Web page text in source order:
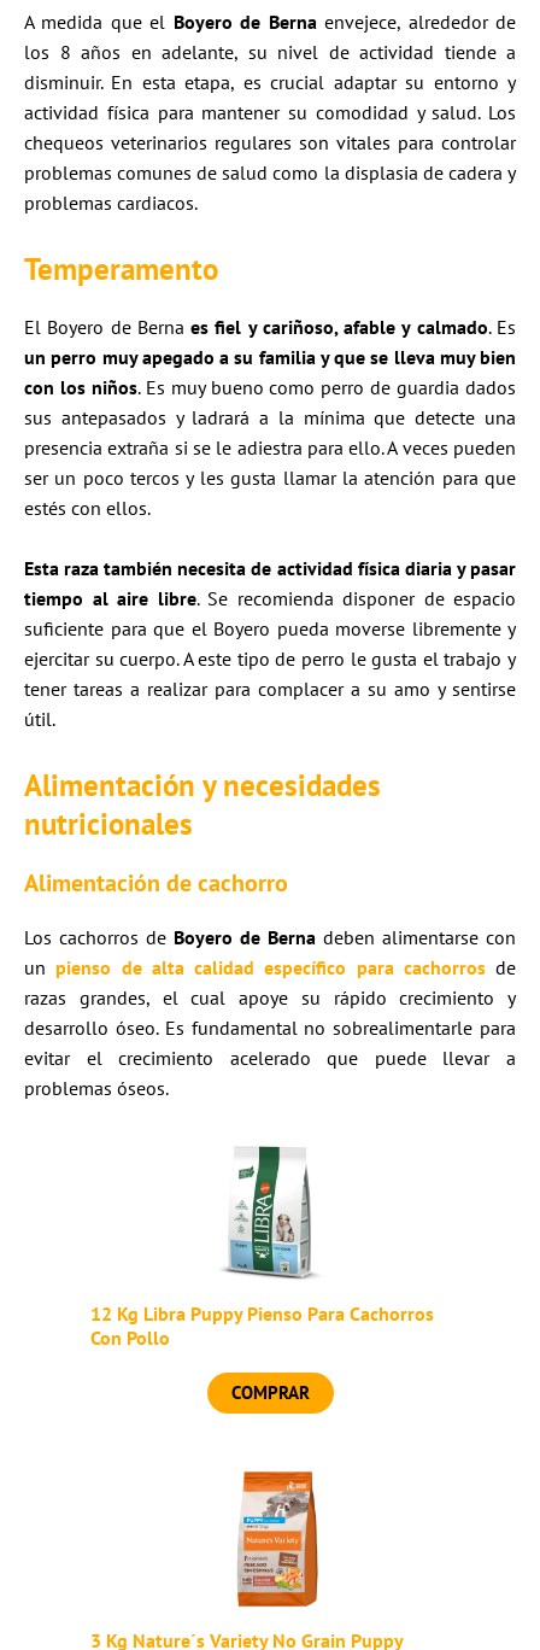
A medida que el Boyero de Bernaenvejece, alrededor de
los 8 años en adelante, su nivel de actividad tiende a
disminuir. En esta etapa, es crucial adaptar su entorno y
actividad física para mantener su comodidad y salud. Los
chequeos veterinarios regulares son vitales para controlar
problemas comunes de salud como la displasia de cadera y
problemas cardiacos.
Temperamento
El Boyero de Bernaes fiel y cariñoso, afable y calmado. Es
un perro muy apegado a su familia y que se lleva muy bien
con los niños. Es muy bueno como perro de guardia dados
sus antepasados y ladrará a la mínima que detecte una
presencia extraña si se le adiestra para ello. A veces pueden
ser un poco tercos y les gusta llamar la atención para que
estés con ellos.
Esta raza también necesita de actividad física diaria y pasar
tiempo al aire libre. Se recomienda disponer de espacio
suficiente para que el Boyero pueda moverse libremente y
ejercitar su cuerpo. A este tipo de perro le gusta el trabajo y
tener tareas a realizar para complacer a su amo y sentirse
útil.
Alimentación y necesidades
nutricionales
Alimentación de cachorro
Los cachorros de Boyero de Berna deben alimentarse con
unpienso de alta calidad específico para cachorrosde
razas grandes, el cual apoye su rápido crecimiento y
desarrollo óseo. Es fundamental no sobrealimentarle para
evitar el crecimiento acelerado que puede llevar a
problemas óseos.
12 Kg Libra Puppy Pienso Para Cachorros
Con Pollo
COMPRAR
3 Kg Nature´s Variety No Grain Puppy